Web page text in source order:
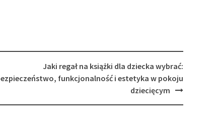
Jaki regał na książki dla dziecka wybrać:
funkcjonalność i estetyka w pokoju
dziecięcym